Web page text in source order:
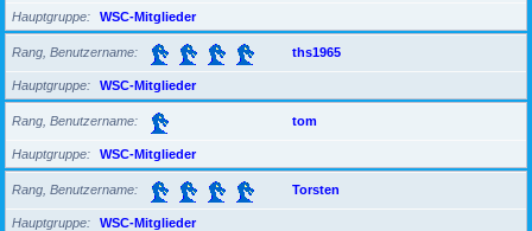
Hauptgruppe WSC-Mitglieder
Rang, Benutzername ths1965
Hauptgruppe WSC-Mitglieder
Rang, Benutzername tom
Hauptgruppe WSC-Mitglieder
Rang, Benutzername Torsten
Hauptgruppe WSC-Mitglieder